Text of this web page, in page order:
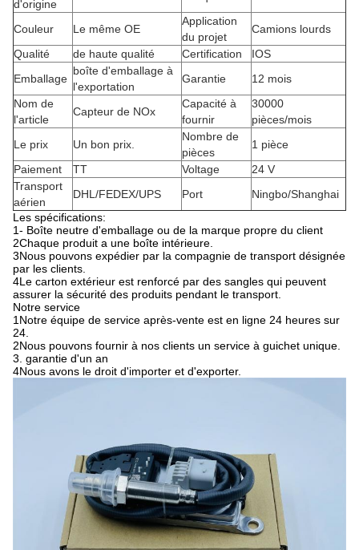
d'origine
Couleur Le même OE
Application
du projet
Camions lourds
Qualité
de haute qualité Certification
IOS
Emballage
boîte d'emballage à
l'exportation
Garantie
12 mois
Nom de
l'article
Capteur de NOx
Capacité à
fournir
30000
pièces/mois
Le prix
Un bon prix.
Nombre de
pièces
1 pièce
Paiement
TT Voltage
24 V
Transport
aérien
DHL/FEDEX/UPS Port
Ningbo/Shanghai
Les spécifications:
1- Boîte neutre d'emballage ou de la marque propre du client
2Chaque produit a une boîte intérieure.
3Nous pouvons expédier par la compagnie de transport désignée
par les clients.
4Le carton extérieur est renforcé par des sangles qui peuvent
assurer la sécurité des produits pendant le transport.
Notre service
1Notre équipe de service après-vente est en ligne 24 heures sur
24.
2Nous pouvons fournir à nos clients un service à guichet unique.
3. garantie d'un an
4Nous avons le droit d'importer et d'exporter.